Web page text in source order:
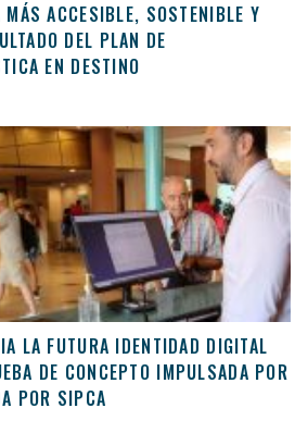
ACCESIBLE, SOSTENIBLE Y
DEL PLAN DE
EN DESTINO
LA FUTURA IDENTIDAD DIGITAL
DE CONCEPTO IMPULSADA POR
POR SIPCA